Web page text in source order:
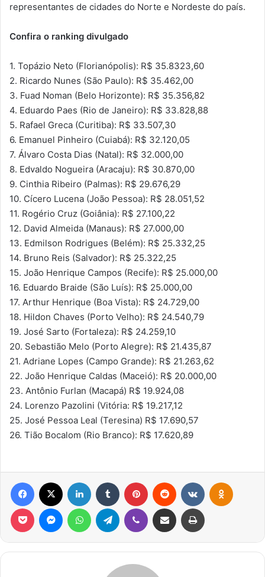
representantes de cidades do Norte e Nordeste do país.
Confira o ranking divulgado
1. Topázio Neto (Florianópolis): R$ 35.8323,60
2. Ricardo Nunes (São Paulo): R$ 35.462,00
3. Fuad Noman (Belo Horizonte): R$ 35.356,82
4. Eduardo Paes (Rio de Janeiro): R$ 33.828,88
5. Rafael Greca (Curitiba): R$ 33.507,30
6. Emanuel Pinheiro (Cuiabá): R$ 32.120,05
7. Álvaro Costa Dias (Natal): R$ 32.000,00
8. Edvaldo Nogueira (Aracaju): R$ 30.870,00
9. Cinthia Ribeiro (Palmas): R$ 29.676,29
10. Cícero Lucena (João Pessoa): R$ 28.051,52
11. Rogério Cruz (Goiânia): R$ 27.100,22
12. David Almeida (Manaus): R$ 27.000,00
13. Edmilson Rodrigues (Belém): R$ 25.332,25
14. Bruno Reis (Salvador): R$ 25.322,25
15. João Henrique Campos (Recife): R$ 25.000,00
16. Eduardo Braide (São Luís): R$ 25.000,00
17. Arthur Henrique (Boa Vista): R$ 24.729,00
18. Hildon Chaves (Porto Velho): R$ 24.540,79
19. José Sarto (Fortaleza): R$ 24.259,10
20. Sebastião Melo (Porto Alegre): R$ 21.435,87
21. Adriane Lopes (Campo Grande): R$ 21.263,62
22. João Henrique Caldas (Maceió): R$ 20.000,00
23. Antônio Furlan (Macapá) R$ 19.924,08
24. Lorenzo Pazolini (Vitória: R$ 19.217,12
25. José Pessoa Leal (Teresina) R$ 17.690,57
26. Tião Bocalom (Rio Branco): R$ 17.620,89
Facebook Linkedin Tumblr Pinterest Reddit
Pocket MessengerWhatsAppTelegram Viber Compartilhar via e-mail Imprimir